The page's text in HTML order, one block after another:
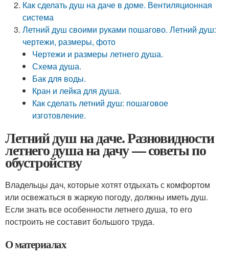
Как сделать душ на даче в доме. Вентиляционная
система
Летний душ своими руками пошагово. Летний душ:
чертежи, размеры, фото
Чертежи и размеры летнего душа.
Схема душа.
Бак для воды.
Кран и лейка для душа.
Как сделать летний душ: пошаговое
изготовление.
Летний душ на даче. Разновидности
летнего душа на дачу — советы по
обустройству
Владельцы дач, которые хотят отдыхать с комфортом
или освежаться в жаркую погоду, должны иметь душ.
Если знать все особенности летнего душа, то его
построить не составит большого труда.
О материалах